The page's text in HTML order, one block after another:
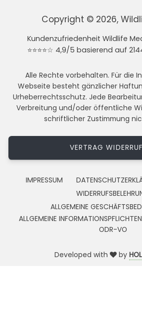
Copyright © 2026,
Kundenzufriedenheit Wildlife
⭐⭐⭐⭐☆ 4,9/5 basierend auf
Alle Rechte vorbehalten. Für die
Webseite besteht gänzlicher
Urheberrechtsschutz. Jede
Verbreitung und/oder öffentliche
schriftlicher Zustimmung
VERTRAG
IMPRESSUM
ALLGEMEINE
ALLGEMEINE
ODR-VO
Developed with by